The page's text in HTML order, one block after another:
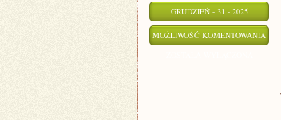
GRUDZIEŃ - 31 - 2025
MOŻLIWOŚĆ KOMENTOWANIA